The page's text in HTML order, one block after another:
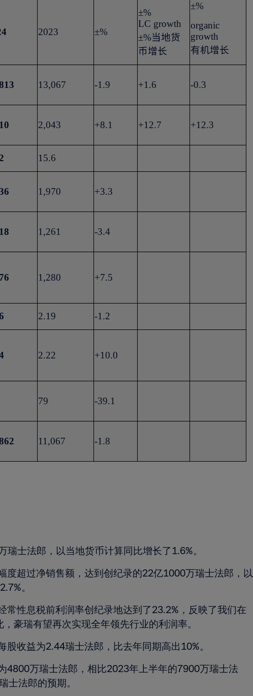
2023 ±%
±%
LC growth
±%当地货
币增长
±%
organic
growth
有机增长
13,067 -1.9 +1.6 -0.3
2,043 +8.1 +12.7 +12.3
15.6
1,970 +3.3
1,261 -3.4
1,280 +7.5
2.19
-1.2
2.22 +10.0
79 -39.1
11,067 -1.8
士法郎，以当地货币计算同比增长了1.6%。
度超过净销售额，达到创纪录的22亿1000万瑞士法郎，以
。
常性息税前利润率创纪录地达到了23.2%，反映了我们在
豪瑞有望再次实现全年领先行业的利润率。
收益为2.44瑞士法郎，比去年同期高出10%。
4800万瑞士法郎，相比2023年上半年的7900万瑞士法
士法郎的预期。